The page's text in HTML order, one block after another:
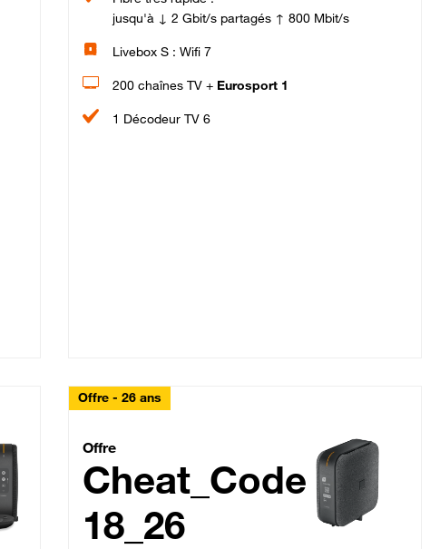
jusqu'à ↓ 2 Gbit/s partagés ↑ 800 Mbit/s
Livebox S : Wifi 7
200 chaînes TV + Eurosport 1
1 Décodeur TV 6
Offre - 26 ans
Cheat_Code Fibre_18_26
Offre
Cheat_Code
18_26